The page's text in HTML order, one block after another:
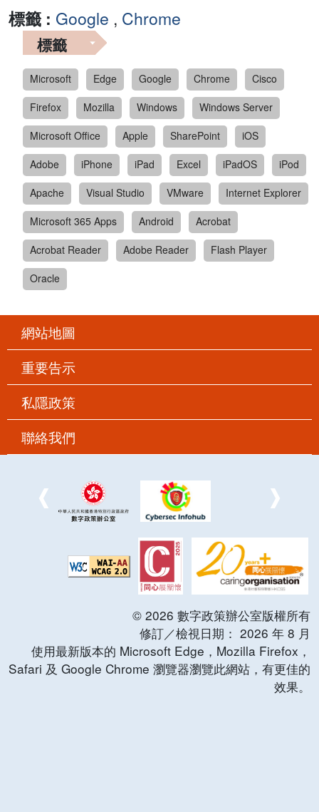
標籤 : Google , Chrome
標籤
Microsoft Edge Google Chrome
Cisco
Firefox
Mozilla Windows
Windows Server
Microsoft Office
Apple SharePoint
iOS
Adobe
iPhone iPad Excel iPadOS
iPod
Apache
Visual Studio VMware
Internet Explorer
Microsoft 365 Apps
Android
Acrobat
Acrobat Reader
Adobe Reader
Flash Player
Oracle
網站地圖
重要告示
私隱政策
聯絡我們
© 2026 數字政策辦公室版權所有
修訂／檢視日期： 2026 年 8 月
使用最新版本的 Microsoft Edge，Mozilla Firefox，
Safari 及 Google Chrome 瀏覽器瀏覽此網站，有更佳的
效果。